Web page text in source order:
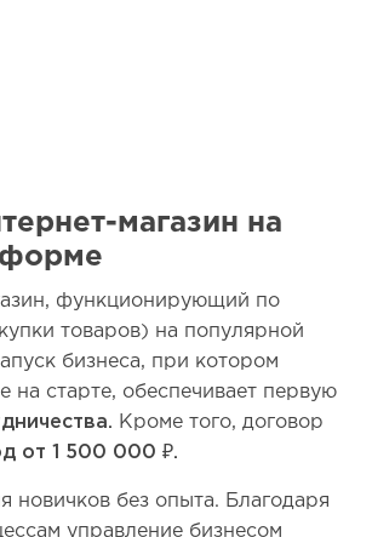
магазин на
функционирующий по
товаров) на популярной
бизнеса, при котором
на старте, обеспечивает первую
Кроме того, договор
от 1 500 000 ₽.
новичков без опыта. Благодаря
управление бизнесом